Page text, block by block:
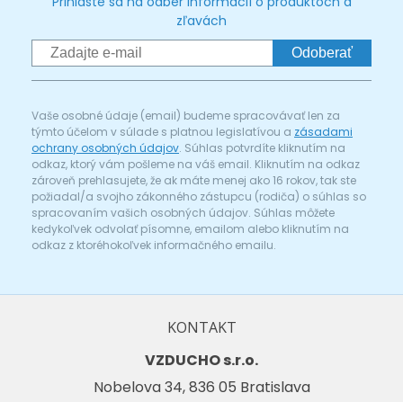
zľavách
Odoberať
Vaše osobné údaje (email) budeme spracovávať len za
týmto účelom v súlade s platnou legislatívou a zásadami
ochrany osobných údajov. Súhlas potvrdíte kliknutím na
odkaz, ktorý vám pošleme na váš email. Kliknutím na odkaz
zároveň prehlasujete, že ak máte menej ako 16 rokov, tak ste
požiadal/a svojho zákonného zástupcu (rodiča) o súhlas so
spracovaním vašich osobných údajov. Súhlas môžete
kedykoľvek odvolať písomne, emailom alebo kliknutím na
odkaz z ktoréhokoľvek informačného emailu.
KONTAKT
VZDUCHO s.r.o.
Nobelova 34, 836 05 Bratislava